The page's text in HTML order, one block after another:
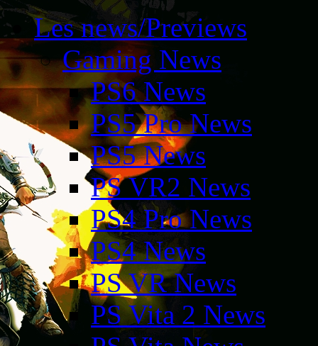
Les news/Previews
Gaming News
PS6 News
PS5 Pro News
PS5 News
PS VR2 News
PS4 Pro News
PS4 News
PS VR News
PS Vita 2 News